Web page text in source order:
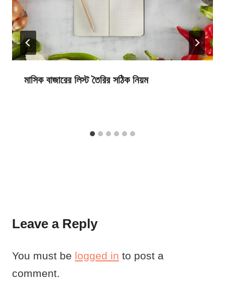
মাসিক বাজারের লিস্ট তৈরির সঠিক নিয়ম
Leave a Reply
You must be logged in to post a
comment.